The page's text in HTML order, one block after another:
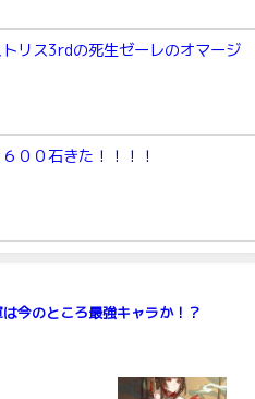
トリス3rdの死生ゼーレのオマージ
６００石きた！！！！
は今のところ最強キャラか！？